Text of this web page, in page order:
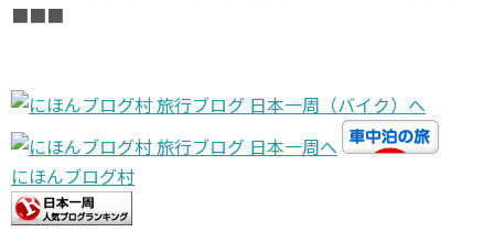
■■■
にほんブログ村